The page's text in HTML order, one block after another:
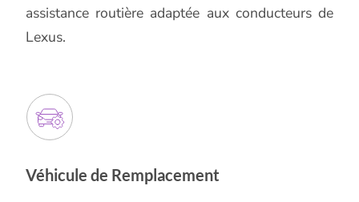
assistance routière adaptée aux conducteurs de
Lexus.
Véhicule de Remplacement